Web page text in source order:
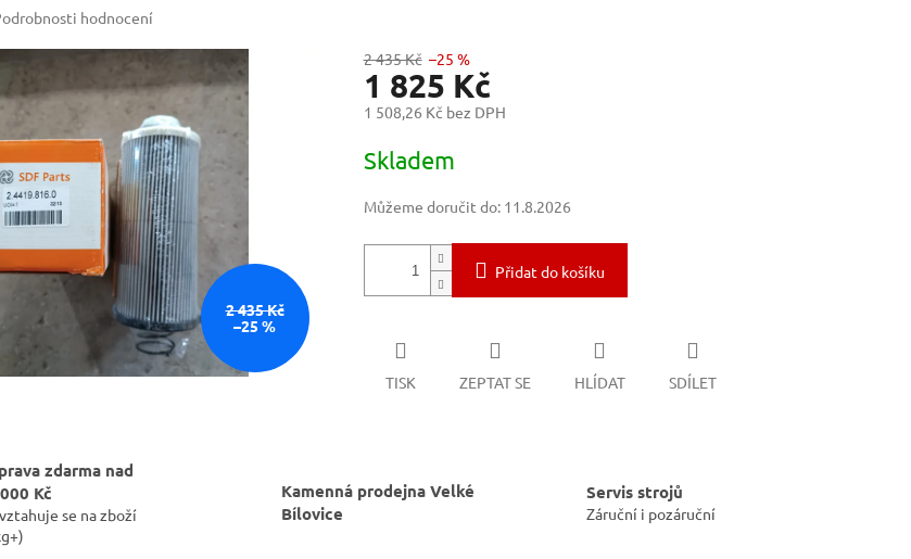
hodnocení
2 435 Kč
–25 %
2 435 Kč –25 %
1 825 Kč
1 508,26 Kč bez DPH
cena:
Skladem
Můžeme doručit do: 11.8.2026
Přidat do košíku
TISK ZEPTAT SE HLÍDAT SDÍLET
zdarma nad
Kč
se na zboží
Kamenná prodejna Velké
Bílovice
Servis strojů
Záruční i pozáruční